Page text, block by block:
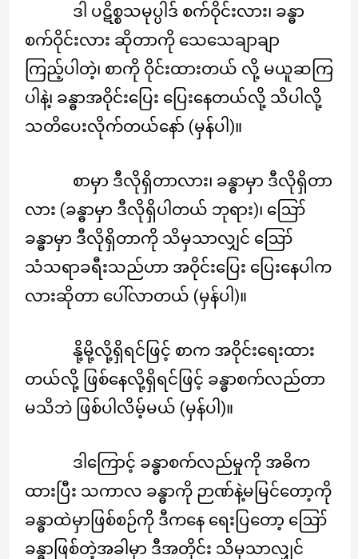
ဒါ ပဋိစ္စသမုပ္ပါဒ် စက်ဝိုင်းလား၊ ခန္ဓာ
စက်ဝိုင်းလား ဆိုတာကို သေသေချာချာ
ကြည့်ပါတဲ့၊ စာကို ဝိုင်းထားတယ် လို့ မယူဆကြ
ပါနဲ့၊ ခန္ဓာအဝိုင်းပြေး ပြေးနေတယ်လို့ သိပါလို့
သတိပေးလိုက်တယ်နော် (မှန်ပါ)။
စာမှာ ဒီလိုရှိတာလား၊ ခန္ဓာမှာ ဒီလိုရှိတာ
လား (ခန္ဓာမှာ ဒီလိုရှိပါတယ် ဘုရား)၊ ဪ
ခန္ဓာမှာ ဒီလိုရှိတာကို သိမှသာလျှင် ဪ
သံသရာခရီးသည်ဟာ အဝိုင်းပြေး ပြေးနေပါက
လားဆိုတာ ပေါ်လာတယ် (မှန်ပါ)။
နို့မို့လို့ရှိရင်ဖြင့် စာက အဝိုင်းရေးထား
တယ်လို့ ဖြစ်နေလို့ရှိရင်ဖြင့် ခန္ဓာစက်လည်တာ
မသိဘဲ ဖြစ်ပါလိမ့်မယ် (မှန်ပါ)။
ဒါကြောင့် ခန္ဓာစက်လည်မှုကို အဓိက
ထားပြီး သကာလ ခန္ဓာကို ဉာဏ်နဲ့မမြင်တော့ကို
ခန္ဓာထဲမှာဖြစ်စဉ်ကို ဒီကနေ ရေးပြတော့ ဪ
ခန္ဓာဖြစ်တဲ့အခါမှာ ဒီအတိုင်း သိမှသာလျှင်